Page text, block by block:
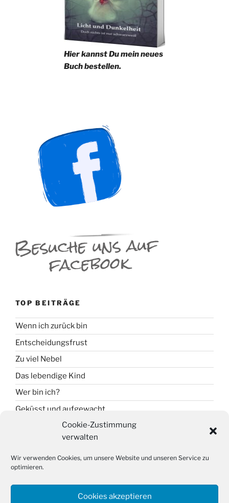
Cookie-Zustimmung
verwalten
Wir verwenden Cookies, um unsere Website und unseren Service zu
optimieren.
Cookies akzeptieren
Hier kannst Du mein neues
Buch bestellen.
TOP BEITRÄGE
Wenn ich zurück bin
Entscheidungsfrust
Zu viel Nebel
Das lebendige Kind
Wer bin ich?
Geküsst und aufgewacht
Suche